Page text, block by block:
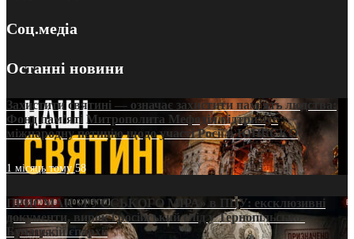
Соц.медіа
Останні новини
Захистити святині — означає захистити пам’ять людства:
Фонд пам’яті Митрополита Мефодія підтримує
міжнародну петицію щодо участі Росії в ЮНЕСКО
1 місяць тому58
ПРИСМАК «РУССЬКОГО МІРА» в ПЦУ: ексклюзивні
документи, вирок і російський слід у Тернопільсько-
Бучацькій єпархії